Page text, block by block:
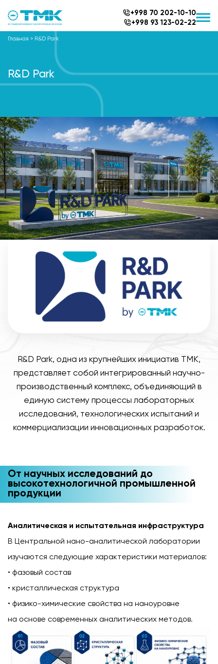
+998 70 202-10-10
+998 93 123-02-22
Главная > R&D Park
R&D Park
R&D Park, одна из крупнейших инициатив ТМК,
представляет собой интегрированный научно-
производственный комплекс, объединяющий в
единую систему процессы лабораторных
исследований, технологических испытаний и
коммерциализации инновационных разработок.
От научных исследований до
высокотехнологичной промышленной
продукции
Аналитическая и испытательная инфраструктура
В Центральной нано-аналитической лаборатории
изучаются следующие характеристики материалов:
фазовый состав
кристаллическая структура
физико-химические свойства на наноуровне
на основе современных аналитических методов.